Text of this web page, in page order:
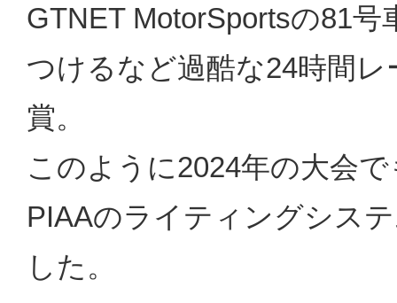
GTNET MotorSportsの81
つけるなど過酷な24時間
賞。
このように2024年の大会
PIAAのライティングシス
した。